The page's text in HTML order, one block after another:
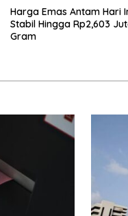
Harga Emas Antam Hari
Stabil Hingga Rp2,603
Gram